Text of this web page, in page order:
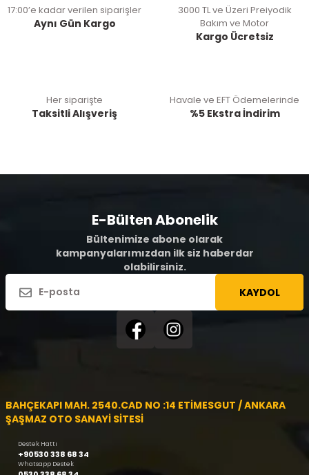
17:00’e kadar verilen siparişler
Aynı Gün Kargo
3000 TL ve Üzeri Preiyodik
Bakım ve Motor
Kargo Ücretsiz
Her siparişte
Taksitli Alışveriş
Havale ve EFT Ödemelerinde
%5 Ekstra İndirim
E-Bülten Abonelik
Bültenimize abone olarak
kampanyalarımızdan ilk siz haberdar
olabilirsiniz.
KAYDOL
BAHÇEKAPI MAH. 2540.CAD NO :14 ETİMESGUT / ANKARA
ŞAŞMAZ OTO SANAYİ SİTESİ
Destek Hattı
+90530 338 68 34
Whatsapp Destek